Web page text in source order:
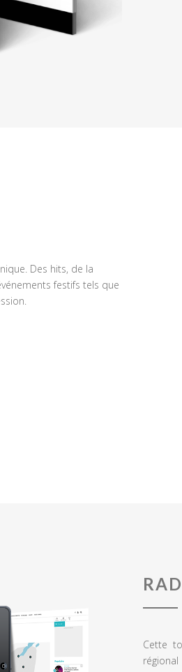
Des hits, de la
festifs tels que
Cette